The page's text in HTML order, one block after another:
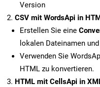
Version
CSV mit WordsApi in
Erstellen Sie eine
lokalen Dateinamen
Verwenden Sie
HTML zu konvertieren.
HTML mit CellsApi in